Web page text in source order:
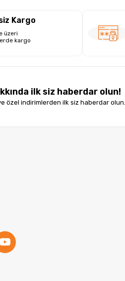
Kargo
üzeri
kargo
ilk siz haberdar olun!
özel indirimlerden ilk siz haberdar olun.